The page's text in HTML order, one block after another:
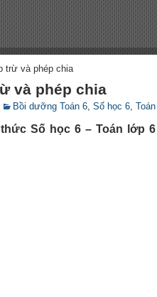
trừ và phép chia
và phép chia
Bồi dưỡng Toán 6,Số học 6,
Số học 6 – Toán lớp